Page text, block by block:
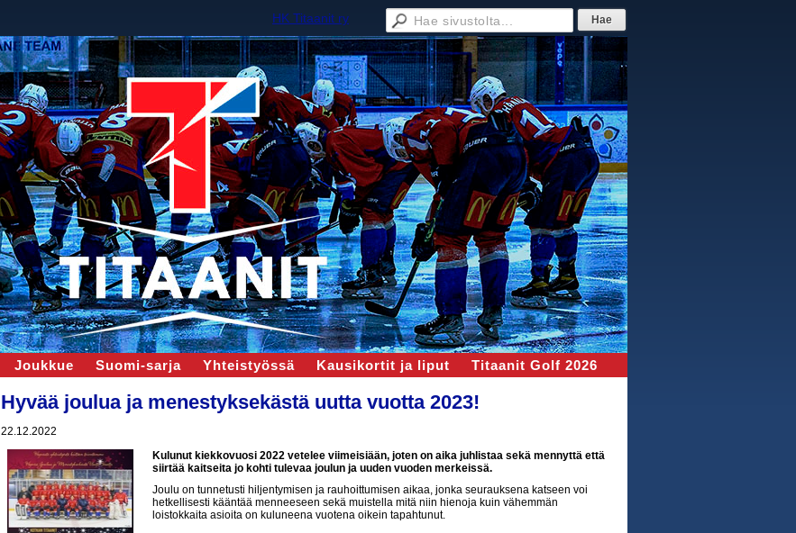
HK Titaanit ry
Joukkue Suomi-sarja Yhteistyössä Kausikortit ja liput Titaanit Golf 2026
Hyvää joulua ja menestyksekästä uutta vuotta 2023!
22.12.2022
Kulunut kiekkovuosi 2022 vetelee viimeisiään, joten on aika juhlistaa sekä mennyttä että
siirtää kaitseita jo kohti tulevaa joulun ja uuden vuoden merkeissä.
Joulu on tunnetusti hiljentymisen ja rauhoittumisen aikaa, jonka seurauksena katseen voi
hetkellisesti kääntää menneeseen sekä muistella mitä niin hienoja kuin vähemmän
loistokkaita asioita on kuluneena vuotena oikein tapahtunut.